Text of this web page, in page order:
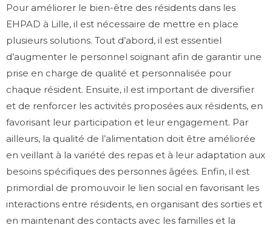
Pour améliorer le bien-être des résidents dans les
EHPAD à Lille, il est nécessaire de mettre en place
plusieurs solutions. Tout d’abord, il est essentiel
d’augmenter le personnel soignant afin de garantir une
prise en charge de qualité et personnalisée pour
chaque résident. Ensuite, il est important de diversifier
et de renforcer les activités proposées aux résidents, en
favorisant leur participation et leur engagement. Par
ailleurs, la qualité de l’alimentation doit être améliorée
en veillant à la variété des repas et à leur adaptation aux
besoins spécifiques des personnes âgées. Enfin, il est
primordial de promouvoir le lien social en favorisant les
interactions entre résidents, en organisant des sorties et
en maintenant des contacts avec les familles et la